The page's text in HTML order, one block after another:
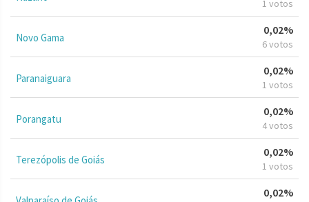
1 votos
Novo Gama
0,02%
6 votos
Paranaiguara
0,02%
1 votos
Porangatu
0,02%
4 votos
Terezópolis de Goiás
0,02%
1 votos
0,02%